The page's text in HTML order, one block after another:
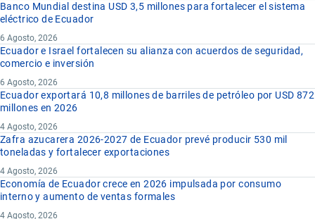
Banco Mundial destina USD 3,5 millones para fortalecer el sistema
eléctrico de Ecuador
6 Agosto, 2026
Ecuador e Israel fortalecen su alianza con acuerdos de seguridad,
comercio e inversión
6 Agosto, 2026
Ecuador exportará 10,8 millones de barriles de petróleo por USD 872
millones en 2026
4 Agosto, 2026
Zafra azucarera 2026-2027 de Ecuador prevé producir 530 mil
toneladas y fortalecer exportaciones
4 Agosto, 2026
Economía de Ecuador crece en 2026 impulsada por consumo
interno y aumento de ventas formales
4 Agosto, 2026